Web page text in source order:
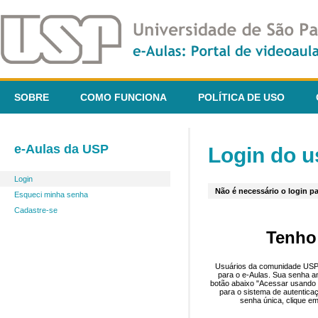
SOBRE COMO FUNCIONA POLÍTICA DE USO
e-Aulas da USP
Login
Esqueci minha senha
Cadastre-se
Login do
Não é necessário o login
Usuários da comunidade
para o e-Aulas. Sua senha
botão abaixo "Acessar
para o sistema de
senha única, clique